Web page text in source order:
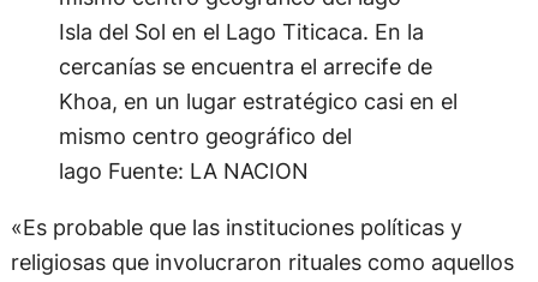
Isla del Sol en el Lago Titicaca. En la
cercanías se encuentra el arrecife de
Khoa, en un lugar estratégico casi en el
mismo centro geográfico del
lago Fuente: LA NACION
«Es probable que las instituciones políticas y
religiosas que involucraron rituales como aquellos